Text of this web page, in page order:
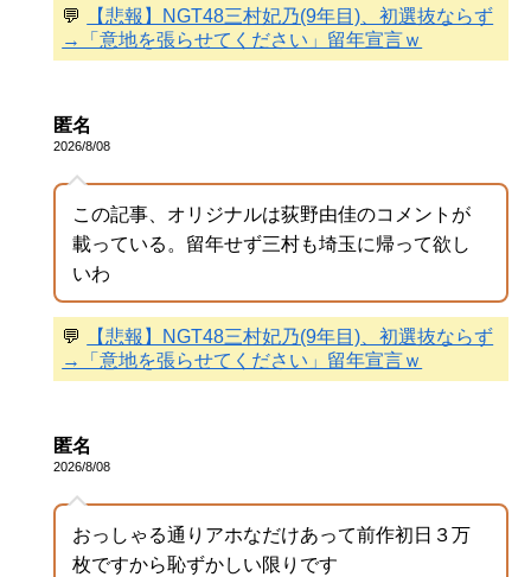
💬
【悲報】NGT48三村妃乃(9年目)、初選抜ならず
→「意地を張らせてください」留年宣言ｗ
匿名
2026/8/08
この記事、オリジナルは荻野由佳のコメントが
載っている。留年せず三村も埼玉に帰って欲し
いわ
💬
【悲報】NGT48三村妃乃(9年目)、初選抜ならず
→「意地を張らせてください」留年宣言ｗ
匿名
2026/8/08
おっしゃる通りアホなだけあって前作初日３万
枚ですから恥ずかしい限りです